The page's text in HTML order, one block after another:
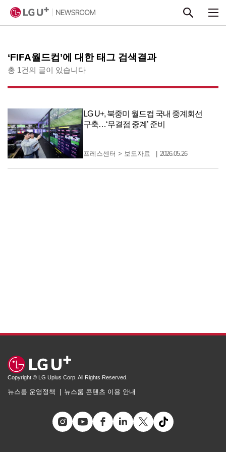
‘FIFA월드컵’에 대한 태그 검색결과
총 1건의 글이 있습니다
LG U+, 북중미 월드컵 국내 중계회선
구축…‘무결점 중계’ 준비
프레스센터 > 보도자료 2026.05.26
Copyright © LG Uplus Corp. All Rights Reserved.
뉴스룸 운영정책 뉴스룸 콘텐츠 이용 안내